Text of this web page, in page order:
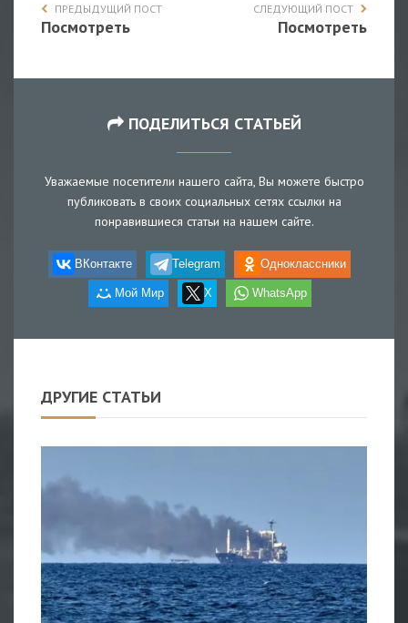
ПРЕДЫДУЩИЙ ПОСТ
Посмотреть
СЛЕДУЮЩИЙ ПОСТ
Посмотреть
ПОДЕЛИТЬСЯ СТАТЬЕЙ
Уважаемые посетители нашего сайта, Вы можете быстро
публиковать в своих социальных сетях ссылки на
понравившиеся статьи на нашем сайте.
ВКонтакте Telegram Одноклассники
Мой Мир X WhatsApp
ДРУГИЕ СТАТЬИ